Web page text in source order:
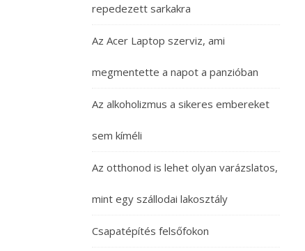
repedezett sarkakra
Az Acer Laptop szerviz, ami
megmentette a napot a panzióban
Az alkoholizmus a sikeres embereket
sem kíméli
Az otthonod is lehet olyan varázslatos,
mint egy szállodai lakosztály
Csapatépítés felsőfokon